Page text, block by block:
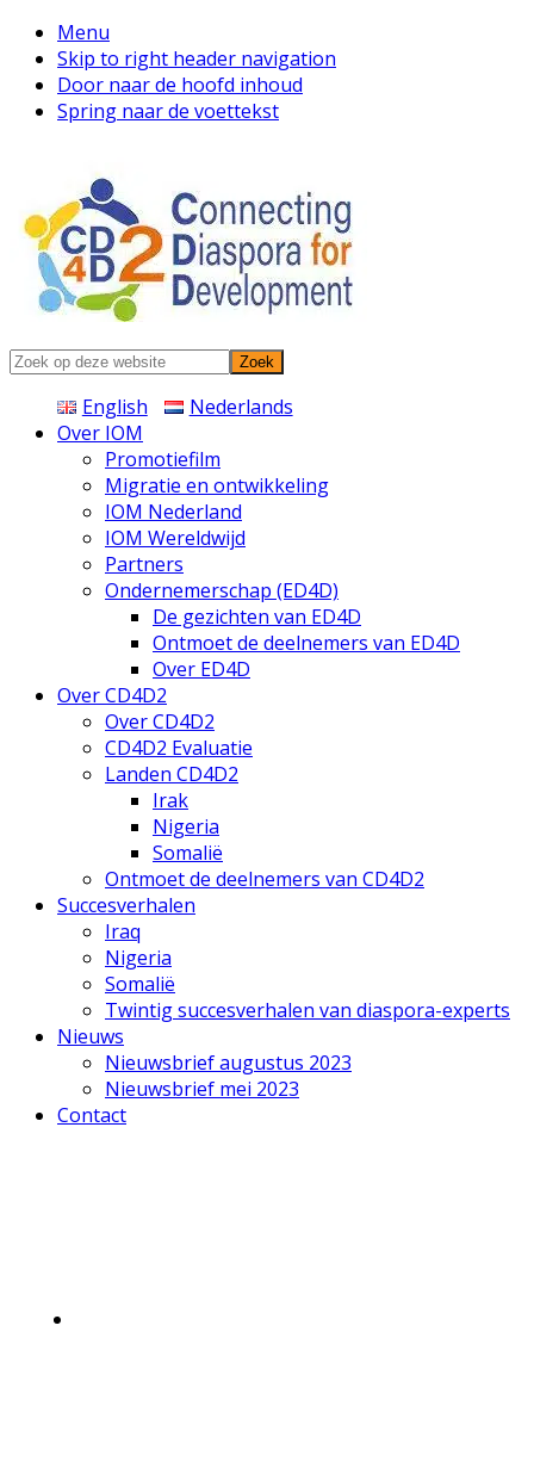
Menu
Skip to right header navigation
Door naar de hoofd inhoud
Spring naar de voettekst
Connecting
Zoek
website
English
Nederlands
Over IOM
Promotiefilm
Migratie en ontwikkeling
IOM Nederland
IOM Wereldwijd
Partners
Ondernemerschap (ED4D)
De gezichten van ED4D
Ontmoet de deelnemers van ED4D
Over ED4D
Over CD4D2
Over CD4D2
CD4D2 Evaluatie
Landen CD4D2
Irak
Nigeria
Somalië
Ontmoet de deelnemers van CD4D2
Succesverhalen
Iraq
Nigeria
Somalië
Twintig succesverhalen van diaspora-experts
Nieuws
Nieuwsbrief augustus 2023
Nieuwsbrief mei 2023
Contact